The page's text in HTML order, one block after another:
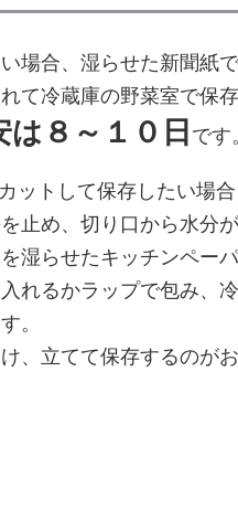
場合、湿らせた新聞紙
て冷蔵庫の野菜室で保存
８～１０日 です
ットして保存したい場合
止め、切り口から水分
湿らせたキッチンペー
れるかラップで包み、
。
、 立てて保存するのが